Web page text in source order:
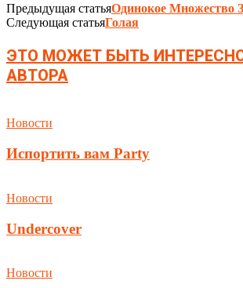
Предыдущая статьяОдинокое Множество
Следующая статьяГолая
ЭТО МОЖЕТ БЫТЬ
АВТОРА
Новости
Испортить вам Party
Новости
Undercover
Новости